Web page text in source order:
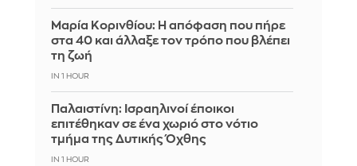
Μαρία Κορινθίου: Η απόφαση που πήρε
στα 40 και άλλαξε τον τρόπο που βλέπει
τη ζωή
IN 1 HOUR
Παλαιστίνη: Ισραηλινοί έποικοι
επιτέθηκαν σε ένα χωριό στο νότιο
τμήμα της Δυτικής Όχθης
IN 1 HOUR